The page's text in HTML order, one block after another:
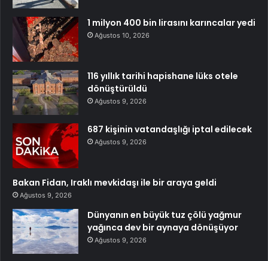
1 milyon 400 bin lirasını karıncalar yedi
Ağustos 10, 2026
116 yıllık tarihi hapishane lüks otele
dönüştürüldü
Ağustos 9, 2026
687 kişinin vatandaşlığı iptal edilecek
Ağustos 9, 2026
Bakan Fidan, Iraklı mevkidaşı ile bir araya geldi
Ağustos 9, 2026
Dünyanın en büyük tuz çölü yağmur
yağınca dev bir aynaya dönüşüyor
Ağustos 9, 2026